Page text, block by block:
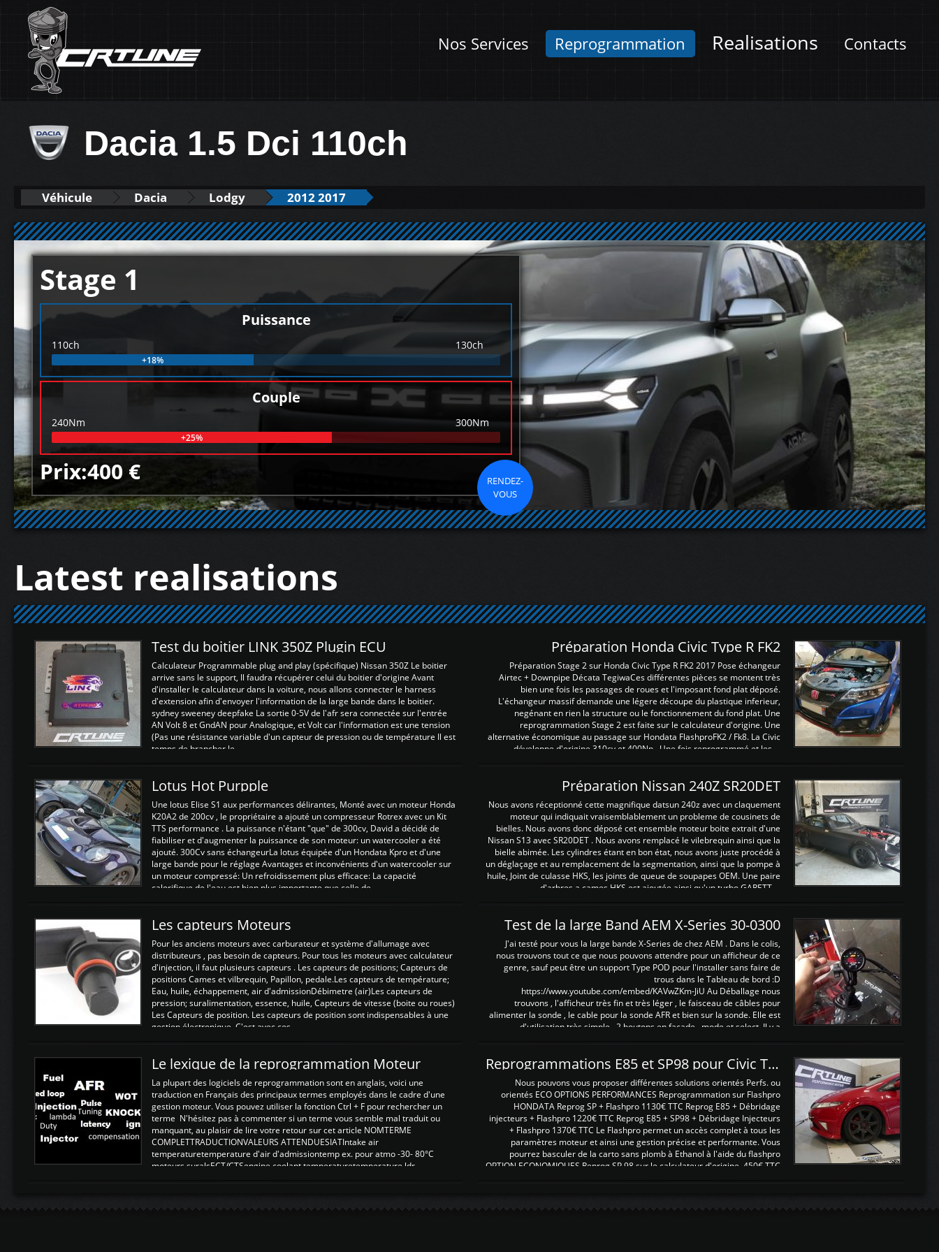
Nos Services Reprogrammation Realisations Contacts
Dacia 1.5 Dci 110ch
Véhicule Dacia Lodgy 2012 2017
Stage 1
Puissance
110ch 130ch
+18%
Couple
240Nm 300Nm
+25%
Prix:400 €
RENDEZ-
VOUS
Latest realisations
Test du boitier LINK 350Z Plugin ECU
Calculateur Programmable plug and play (spécifique) Nissan 350Z Le boitier
arrive sans le support, Il faudra récupérer celui du boitier d'origine Avant
d'installer le calculateur dans la voiture, nous allons connecter le harness
d'extension afin d'envoyer l'information de la large bande dans le boitier.
sydney sweeney deepfake La sortie 0-5V de l'afr sera connectée sur l'entrée
AN Volt 8 et GndAN pour Analogique, et Volt car l'information est une tension
(Pas une résistance variable d'un capteur de pression ou de température Il est
temps de brancher le ...
Préparation Honda Civic Type R FK2
Préparation Stage 2 sur Honda Civic Type R FK2 2017 Pose échangeur
Airtec + Downpipe Décata TegiwaCes différentes pièces se montent très
bien une fois les passages de roues et l'imposant fond plat déposé.
L'échangeur massif demande une légere découpe du plastique inferieur,
negénant en rien la structure ou le fonctionnement du fond plat. Une
reprogrammation Stage 2 est faite sur le calculateur d'origine. Une
alternative économique au passage sur Hondata FlashproFK2 / Fk8. La Civic
développe d'origine 310cv et 400Nn , Une fois reprogrammé et les ...
Lotus Hot Purpple
Une lotus Elise S1 aux performances délirantes, Monté avec un moteur Honda
K20A2 de 200cv , le propriétaire a ajouté un compresseur Rotrex avec un Kit
TTS performance . La puissance n'étant "que" de 300cv, David a décidé de
fiabiliser et d'augmenter la puissance de son moteur: un watercooler a été
ajouté. 300Cv sans échangeurLa lotus équipée d'un Hondata Kpro et d'une
large bande pour le réglage Avantages et inconvénients d'un watercooler sur
un moteur compressé: Un refroidissement plus efficace: La capacité
calorifique de l'eau est bien plus importante que celle de ...
Préparation Nissan 240Z SR20DET
Nous avons réceptionné cette magnifique datsun 240z avec un claquement
moteur qui indiquait vraisemblablement un probleme de cousinets de
bielles. Nous avons donc déposé cet ensemble moteur boite extrait d'une
Nissan S13 avec SR20DET . Nous avons remplacé le vilebrequin ainsi que la
bielle abimée. Les cylindres étant en bon état, nous avons juste procédé à
un déglaçage et au remplacement de la segmentation, ainsi que la pompe à
huile, Joint de culasse HKS, les joints de queue de soupapes OEM. Une paire
d'arbres a cames HKS est ajoutée ainsi qu'un turbo GARETT ...
Les capteurs Moteurs
Pour les anciens moteurs avec carburateur et système d'allumage avec
distributeurs , pas besoin de capteurs. Pour tous les moteurs avec calculateur
d'injection, il faut plusieurs capteurs . Les capteurs de positions; Capteurs de
positions Cames et vilbrequin, Papillon, pedale.Les capteurs de température;
Eau, huile, échappement, air d'admissionDébimetre (air)Les capteurs de
pression; suralimentation, essence, huile, Capteurs de vitesse (boite ou roues)
Les Capteurs de position. Les capteurs de position sont indispensables à une
gestion électronique. C'est avec ces ...
Test de la large Band AEM X-Series 30-0300
J'ai testé pour vous la large bande X-Series de chez AEM . Dans le colis,
nous trouvons tout ce que nous pouvons attendre pour un afficheur de ce
genre, sauf peut être un support Type POD pour l'installer sans faire de
trous dans le Tableau de bord :D
https://www.youtube.com/embed/KAVwZKm-JiU Au Déballage nous
trouvons , l'afficheur très fin et très léger , le faisceau de câbles pour
alimenter la sonde , le cable pour la sonde AFR et bien sur la sonde. Elle est
d'utilisation très simple , 2 boutons en façade , mode et select. Il y a
Le lexique de la reprogrammation Moteur
La plupart des logiciels de reprogrammation sont en anglais, voici une
traduction en Français des principaux termes employés dans le cadre d'une
gestion moteur. Vous pouvez utiliser la fonction Ctrl + F pour rechercher un
terme N'hésitez pas à commenter si un terme vous semble mal traduit ou
manquant, au plaisir de lire votre retour sur cet article NOMTERME
COMPLETTRADUCTIONVALEURS ATTENDUESIATIntake air
temperaturetemperature d'air d'admissiontemp ex. pour atmo -30- 80°C
moteurs suralsECT/CTSengine coolant temperaturetemperature ldr
Reprogrammations E85 et SP98 pour Civic Type R FN2
Nous pouvons vous proposer différentes solutions orientés Perfs. ou
orientés ECO OPTIONS PERFORMANCES Reprogrammation sur Flashpro
HONDATA Reprog SP + Flashpro 1130€ TTC Reprog E85 + Débridage
injecteurs + Flashpro 1220€ TTC Reprog E85 + SP98 + Débridage Injecteurs
+ Flashpro 1370€ TTC Le Flashpro permet un accès complet à tous les
paramètres moteur et ainsi une gestion précise et performante. Vous
pourrez basculer de la carto sans plomb à Ethanol à l'aide du flashpro
OPTION ECONOMIQUES Reprog SP 98 sur le calculateur d'origine 450€ TTC